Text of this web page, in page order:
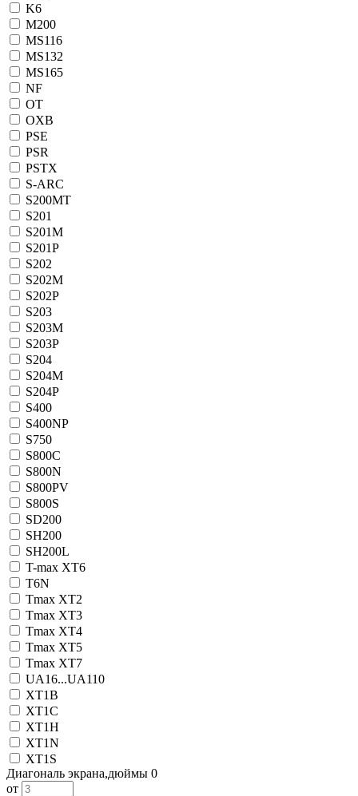
K6
M200
MS116
MS132
MS165
NF
OT
OXB
PSE
PSR
PSTX
S-ARC
S200MT
S201
S201M
S201P
S202
S202M
S202P
S203
S203M
S203P
S204
S204M
S204P
S400
S400NP
S750
S800C
S800N
S800PV
S800S
SD200
SH200
SH200L
T-max XT6
T6N
Tmax XT2
Tmax XT3
Tmax XT4
Tmax XT5
Tmax XT7
UA16...UA110
XT1B
XT1C
XT1H
XT1N
XT1S
Диагональ экрана,дюймы 0
от